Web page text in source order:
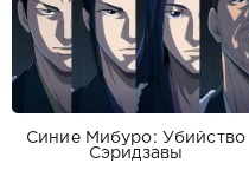
Синие Мибуро: Убийство
Сэридзавы